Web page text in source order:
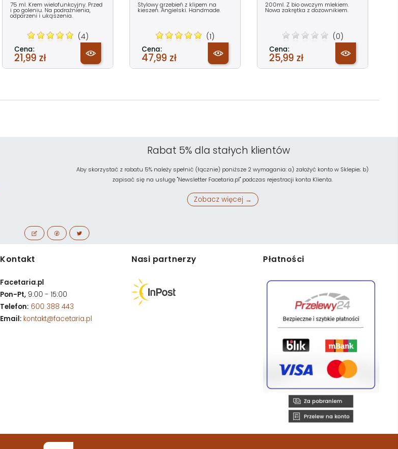
75 ml. Krem wielofunkcyjny. Przed
i po goleniu. Na podrażnienia,
odparzeni i ukąszenia.
(4)
Cena:
21,99 zł
Stylowy grzebień z klipem na
kieszeń. Angielski. Handmade.
(1)
Cena:
47,99 zł
200ml. Z bio owczym mlekiem.
Nowa zakrętka z dozownikiem.
(0)
Cena:
25,99 zł
Rabat 5% dla stałych klientów
Aby skorzystać z rabatu 5% należy spełnić (łącznie) poniższe 2 wymagania: a) założyć konto w Sklepie; b)
zapisać się na usługę "Newsletter Facetaria.pl" podczas rejestracji konta Klienta.
Zobacz więcej →
Kontakt
Facetaria.pl
Pon-Pt, 9:00 - 15:00
Telefon: 600 388 443
Email: kontakt@facetaria.pl
Nasi partnerzy Płatności